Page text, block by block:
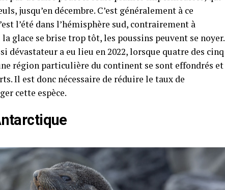
jusqu’en décembre. C’est généralement à ce
l’été dans l’hémisphère sud, contrairement à
glace se brise trop tôt, les poussins peuvent se noyer.
dévastateur a eu lieu en 2022, lorsque quatre des cinq
région particulière du continent se sont effondrés et
Il est donc nécessaire de réduire le taux de
cette espèce.